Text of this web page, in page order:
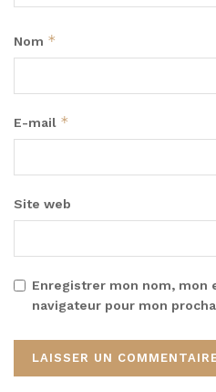
Nom *
E-mail *
Site web
Enregistrer mon nom, mon
navigateur pour mon